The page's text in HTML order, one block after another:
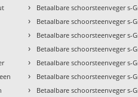
› Betaalbare schoorsteenveger s-
› Betaalbare schoorsteenveger s-
› Betaalbare schoorsteenveger s-
› Betaalbare schoorsteenveger s-
› Betaalbare schoorsteenveger s-
› Betaalbare schoorsteenveger s-
› Betaalbare schoorsteenveger s-